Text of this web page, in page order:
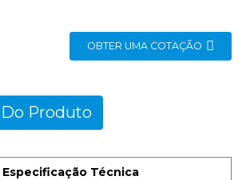
OBTER UMA COTAÇÃO
Produto
Especificação Técnica